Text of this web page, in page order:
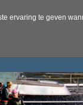
ervaring te geven